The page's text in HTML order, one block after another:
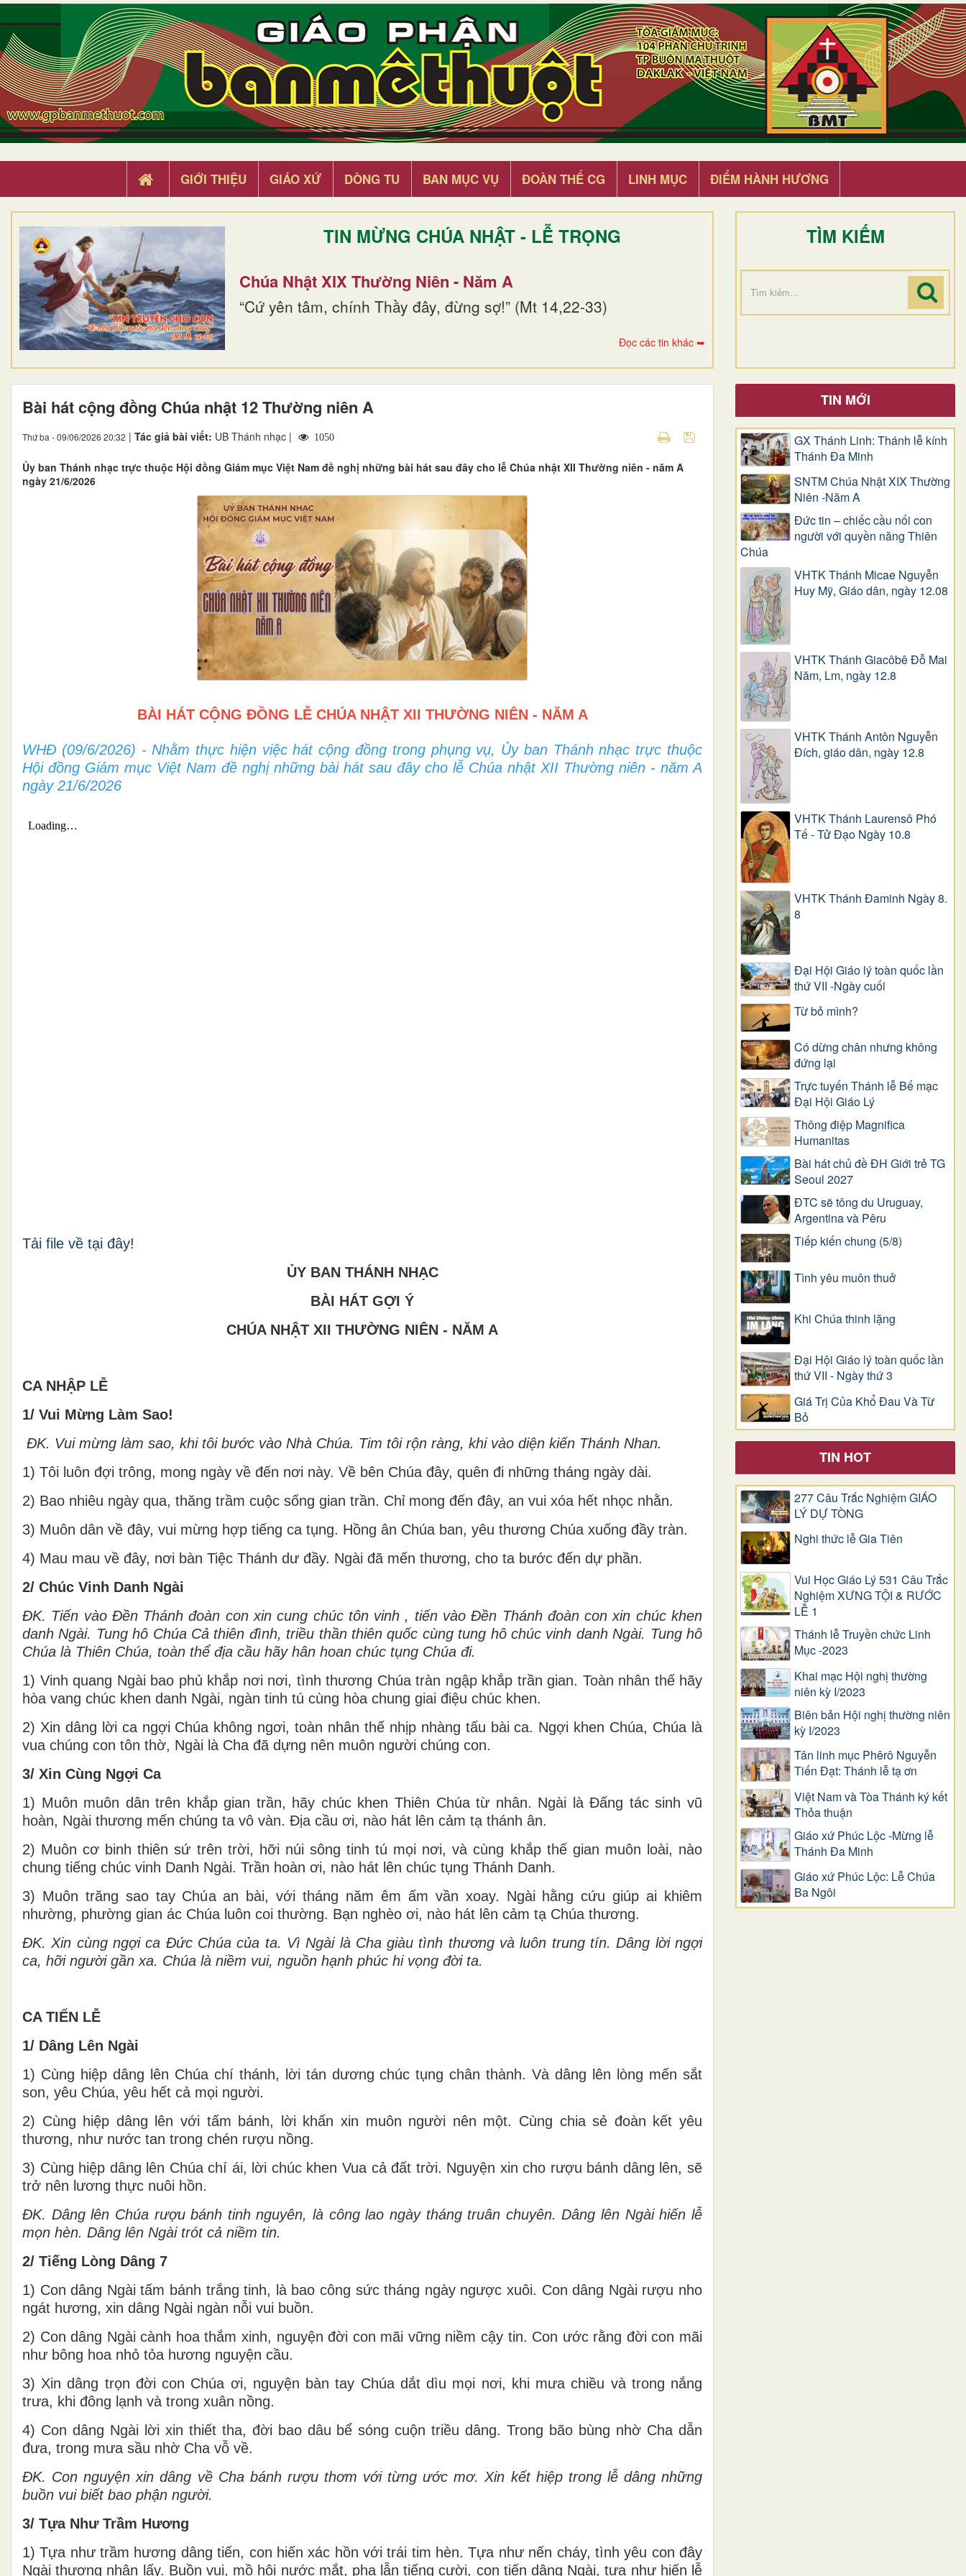
GIỚI THIỆU GIÁO XỨ DÒNG TU BAN MỤC VỤ ĐOÀN THỂ CG LINH MỤC ĐIỂM HÀNH HƯƠNG
TIN MỪNG CHÚA NHẬT - LỄ TRỌNG
Chúa Nhật XIX Thường Niên - Năm A
“Cứ yên tâm, chính Thầy đây, đừng sợ!” (Mt 14,22-33)
Đọc các tin khác ➥
TÌM KIẾM
Bài hát cộng đồng Chúa nhật 12 Thường niên A
Thứ ba - 09/06/2026 20:32 | Tác giả bài viết: UB Thánh nhạc | 1050
Ủy ban Thánh nhạc trực thuộc Hội đồng Giám mục Việt Nam đề nghị những bài hát sau đây cho lễ Chúa nhật XII Thường niên - năm A
ngày 21/6/2026
BÀI HÁT CỘNG ĐỒNG LỄ CHÚA NHẬT XII THƯỜNG NIÊN - NĂM A
WHĐ (09/6/2026) - Nhằm thực hiện việc hát cộng đồng trong phụng vụ, Ủy ban Thánh nhạc trực thuộc
Hội đồng Giám mục Việt Nam đề nghị những bài hát sau đây cho lễ Chúa nhật XII Thường niên - năm A
ngày 21/6/2026
Tải file về tại đây!
ỦY BAN THÁNH NHẠC
BÀI HÁT GỢI Ý
CHÚA NHẬT XII THƯỜNG NIÊN - NĂM A
CA NHẬP LỄ
1/ Vui Mừng Làm Sao!
ĐK. Vui mừng làm sao, khi tôi bước vào Nhà Chúa. Tim tôi rộn ràng, khi vào diện kiến Thánh Nhan.
1) Tôi luôn đợi trông, mong ngày về đến nơi này. Về bên Chúa đây, quên đi những tháng ngày dài.
2) Bao nhiêu ngày qua, thăng trầm cuộc sống gian trần. Chỉ mong đến đây, an vui xóa hết nhọc nhằn.
3) Muôn dân về đây, vui mừng hợp tiếng ca tụng. Hồng ân Chúa ban, yêu thương Chúa xuống đầy tràn.
4) Mau mau về đây, nơi bàn Tiệc Thánh dư đầy. Ngài đã mến thương, cho ta bước đến dự phần.
2/ Chúc Vinh Danh Ngài
ĐK. Tiến vào Đền Thánh đoàn con xin cung chúc tôn vinh , tiến vào Đền Thánh đoàn con xin chúc khen
danh Ngài. Tung hô Chúa Cả thiên đình, triều thần thiên quốc cùng tung hô chúc vinh danh Ngài. Tung hô
Chúa là Thiên Chúa, toàn thể địa cầu hãy hân hoan chúc tụng Chúa đi.
1) Vinh quang Ngài bao phủ khắp nơi nơi, tình thương Chúa tràn ngập khắp trần gian. Toàn nhân thế hãy
hòa vang chúc khen danh Ngài, ngàn tinh tú cùng hòa chung giai điệu chúc khen.
2) Xin dâng lời ca ngợi Chúa không ngơi, toàn nhân thế nhịp nhàng tấu bài ca. Ngợi khen Chúa, Chúa là
vua chúng con tôn thờ, Ngài là Cha đã dựng nên muôn người chúng con.
3/ Xin Cùng Ngợi Ca
1) Muôn muôn dân trên khắp gian trần, hãy chúc khen Thiên Chúa từ nhân. Ngài là Đấng tác sinh vũ
hoàn, Ngài thương mến chúng ta vô vàn. Địa cầu ơi, nào hát lên cảm tạ thánh ân.
2) Muôn cơ binh thiên sứ trên trời, hỡi núi sông tinh tú mọi nơi, và cùng khắp thế gian muôn loài, nào
chung tiếng chúc vinh Danh Ngài. Trần hoàn ơi, nào hát lên chúc tụng Thánh Danh.
3) Muôn trăng sao tay Chúa an bài, với tháng năm êm ấm vần xoay. Ngài hằng cứu giúp ai khiêm
nhường, phường gian ác Chúa luôn coi thường. Bạn nghèo ơi, nào hát lên cảm tạ Chúa thương.
ĐK. Xin cùng ngợi ca Đức Chúa của ta. Vì Ngài là Cha giàu tình thương và luôn trung tín. Dâng lời ngợi
ca, hỡi người gần xa. Chúa là niềm vui, nguồn hạnh phúc hi vọng đời ta.
CA TIẾN LỄ
1/ Dâng Lên Ngài
1) Cùng hiệp dâng lên Chúa chí thánh, lời tán dương chúc tụng chân thành. Và dâng lên lòng mến sắt
son, yêu Chúa, yêu hết cả mọi người.
2) Cùng hiệp dâng lên với tấm bánh, lời khấn xin muôn người nên một. Cùng chia sẻ đoàn kết yêu
thương, như nước tan trong chén rượu nồng.
3) Cùng hiệp dâng lên Chúa chí ái, lời chúc khen Vua cả đất trời. Nguyện xin cho rượu bánh dâng lên, sẽ
trở nên lương thực nuôi hồn.
ĐK. Dâng lên Chúa rượu bánh tinh nguyên, là công lao ngày tháng truân chuyên. Dâng lên Ngài hiến lễ
mọn hèn. Dâng lên Ngài trót cả niềm tin.
2/ Tiếng Lòng Dâng 7
1) Con dâng Ngài tấm bánh trắng tinh, là bao công sức tháng ngày ngược xuôi. Con dâng Ngài rượu nho
ngát hương, xin dâng Ngài ngàn nỗi vui buồn.
2) Con dâng Ngài cành hoa thắm xinh, nguyện đời con mãi vững niềm cậy tin. Con ước rằng đời con mãi
như bông hoa nhỏ tỏa hương nguyện cầu.
3) Xin dâng trọn đời con Chúa ơi, nguyện bàn tay Chúa dắt dìu mọi nơi, khi mưa chiều và trong nắng
trưa, khi đông lạnh và trong xuân nồng.
4) Con dâng Ngài lời xin thiết tha, đời bao dâu bể sóng cuộn triều dâng. Trong bão bùng nhờ Cha dẫn
đưa, trong mưa sầu nhờ Cha vỗ về.
ĐK. Con nguyện xin dâng về Cha bánh rượu thơm với từng ước mơ. Xin kết hiệp trong lễ dâng những
buồn vui biết bao phận người.
3/ Tựa Như Trầm Hương
1) Tựa như trầm hương dâng tiến, con hiến xác hồn với trái tim hèn. Tựa như nến cháy, tình yêu con đây
Ngài thương nhận lấy. Buồn vui, mồ hôi nước mắt, pha lẫn tiếng cười, con tiến dâng Ngài, tựa như hiến lễ
TIN MỚI
GX Thánh Linh: Thánh lễ kính
Thánh Đa Minh
SNTM Chúa Nhật XIX Thường
Niên -Năm A
Đức tin – chiếc cầu nối con
người với quyền năng Thiên
Chúa
VHTK Thánh Micae Nguyễn
Huy Mỹ, Giáo dân, ngày 12.08
VHTK Thánh Giacôbê Ðỗ Mai
Năm, Lm, ngày 12.8
VHTK Thánh Antôn Nguyễn
Ðích, giáo dân, ngày 12.8
VHTK Thánh Laurensô Phó
Tế - Tử Đạo Ngày 10.8
VHTK Thánh Đaminh Ngày 8.
8
Đại Hội Giáo lý toàn quốc lần
thứ VII -Ngày cuối
Từ bỏ mình?
Có dừng chân nhưng không
đứng lại
Trực tuyến Thánh lễ Bế mạc
Đại Hội Giáo Lý
Thông điệp Magnifica
Humanitas
Bài hát chủ đề ĐH Giới trẻ TG
Seoul 2027
ĐTC sẽ tông du Uruguay,
Argentina và Pêru
Tiếp kiến chung (5/8)
Tình yêu muôn thuở
Khi Chúa thinh lặng
Đại Hội Giáo lý toàn quốc lần
thứ VII - Ngày thứ 3
Giá Trị Của Khổ Ðau Và Từ
Bỏ
TIN HOT
277 Câu Trắc Nghiệm GIÁO
LÝ DỰ TÒNG
Nghi thức lễ Gia Tiên
Vui Học Giáo Lý 531 Câu Trắc
Nghiệm XƯNG TỘI & RƯỚC
LỄ 1
Thánh lễ Truyền chức Linh
Mục -2023
Khai mạc Hội nghị thường
niên kỳ I/2023
Biên bản Hội nghị thường niên
kỳ I/2023
Tân linh mục Phêrô Nguyễn
Tiến Đạt: Thánh lễ tạ ơn
Việt Nam và Tòa Thánh ký kết
Thỏa thuận
Giáo xứ Phúc Lộc -Mừng lễ
Thánh Đa Minh
Giáo xứ Phúc Lộc: Lễ Chúa
Ba Ngôi